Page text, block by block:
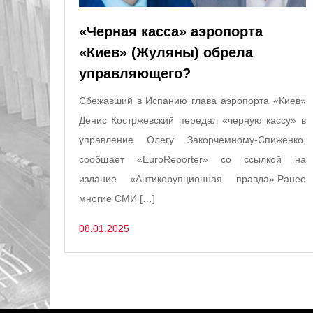
«Черная касса» аэропорта
«Киев» (Жуляны) обрела
управляющего?
Сбежавший в Испанию глава аэропорта «Киев»
Денис Костржевский передал «черную кассу» в
управление Олегу Закорчемному-Спиженко,
сообщает «EuroReporter» со ссылкой на
издание «Антикорупционная правда».Ранее
многие СМИ […]
08.01.2025